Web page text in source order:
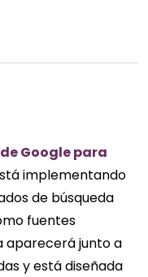
Google para
implementando
de búsqueda
fuentes
aparecerá junto a
y está diseñada